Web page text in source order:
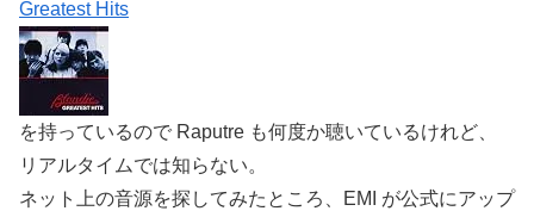
Greatest Hits
を持っているので Raputre も何度か聴いているけれど、
リアルタイムでは知らない。
ネット上の音源を探してみたところ、EMI が公式にアップ